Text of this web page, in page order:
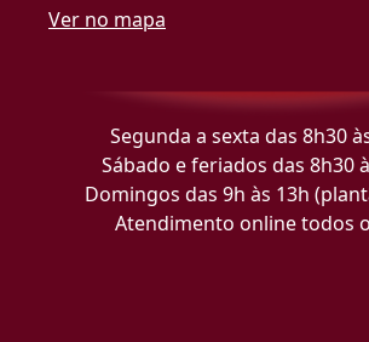
Ver no mapa
Segunda a sexta das 8h30
Sábado e feriados das 8h30
Domingos das 9h às 13h
Atendimento online todos